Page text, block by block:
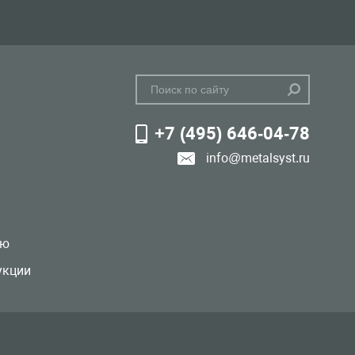
+7 (495) 646-04-78
info@metalsyst.ru